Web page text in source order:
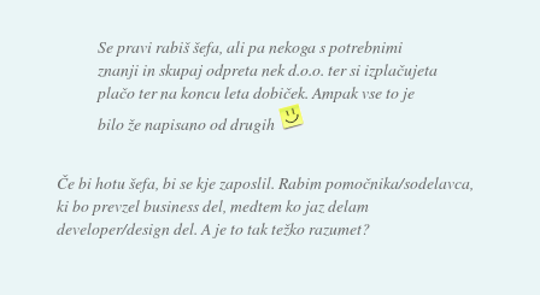
Se pravi rabiš šefa, ali pa nekoga s potrebnimi
znanji in skupaj odpreta nek d.o.o. ter si izplačujeta
plačo ter na koncu leta dobiček. Ampak vse to je
bilo že napisano od drugih
Če bi hotu šefa, bi se kje zaposlil. Rabim pomočnika/sodelavca,
ki bo prevzel business del, medtem ko jaz delam
developer/design del. A je to tak težko razumet?